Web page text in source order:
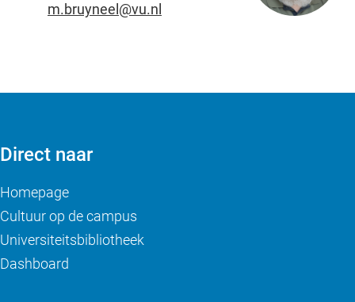
m.bruyneel@vu.nl
Direct naar
Homepage
Cultuur op de campus
Universiteitsbibliotheek
Dashboard